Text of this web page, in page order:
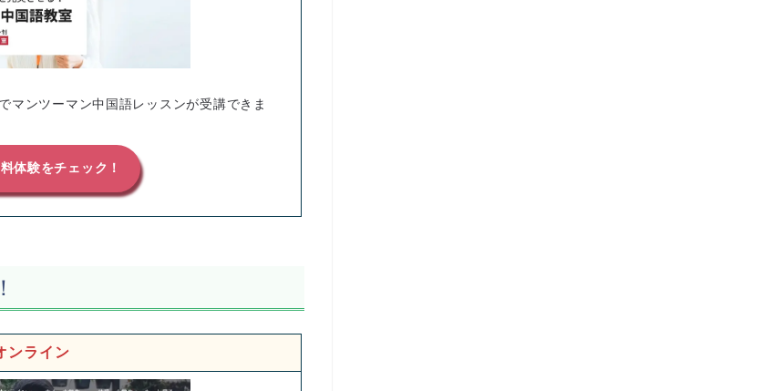
マンツーマン中国語レッスンが受講できま
体験をチェック！
ンライン